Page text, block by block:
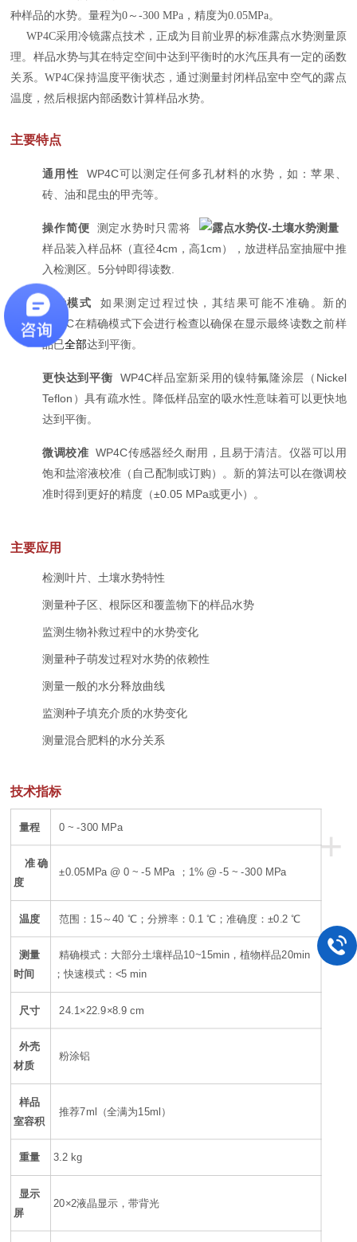
种样品的水势。量程为0～-300 MPa，精度为0.05MPa。
WP4C采用冷镜露点技术，正成为目前业界的标准露点水势测量原
理。样品水势与其在特定空间中达到平衡时的水汽压具有一定的函数
关系。WP4C保持温度平衡状态，通过测量封闭样品室中空气的露点
温度，然后根据内部函数计算样品水势。
主要特点
通用性 WP4C可以测定任何多孔材料的水势，如：苹果、
砖、油和昆虫的甲壳等。
操作简便 测定水势时只需将
样品装入样品杯（直径4cm，高1cm），放进样品室抽屉中推
入检测区。5分钟即得读数.
精确模式 如果测定过程过快，其结果可能不准确。新的
WP4C在精确模式下会进行检查以确保在显示最终读数之前样
品已全部达到平衡。
更快达到平衡 WP4C样品室新采用的镍特氟隆涂层（Nickel
Teflon）具有疏水性。降低样品室的吸水性意味着可以更快地
达到平衡。
微调校准 WP4C传感器经久耐用，且易于清洁。仪器可以用
饱和盐溶液校准（自己配制或订购）。新的算法可以在微调校
准时得到更好的精度（±0.05 MPa或更小）。
主要应用
检测叶片、土壤水势特性
测量种子区、根际区和覆盖物下的样品水势
监测生物补救过程中的水势变化
测量种子萌发过程对水势的依赖性
测量一般的水分释放曲线
监测种子填充介质的水势变化
测量混合肥料的水分关系
技术指标
+
量程 0 ~ -300 MPa
准确
度
±0.05MPa @ 0 ~ -5 MPa ； 1% @ -5 ~ -300 MPa
温度 范围：15～40 ℃；分辨率：0.1 ℃；准确度：±0.2 ℃
测量
时间
精确模式：大部分土壤样品10~15min，植物样品20min
；快速模式：<5 min
尺寸 24.1×22.9×8.9 cm
外壳
材质
粉涂铝
样品
室容积
推荐7ml（全满为15ml）
重量 3.2 kg
显示
屏
20×2液晶显示，带背光